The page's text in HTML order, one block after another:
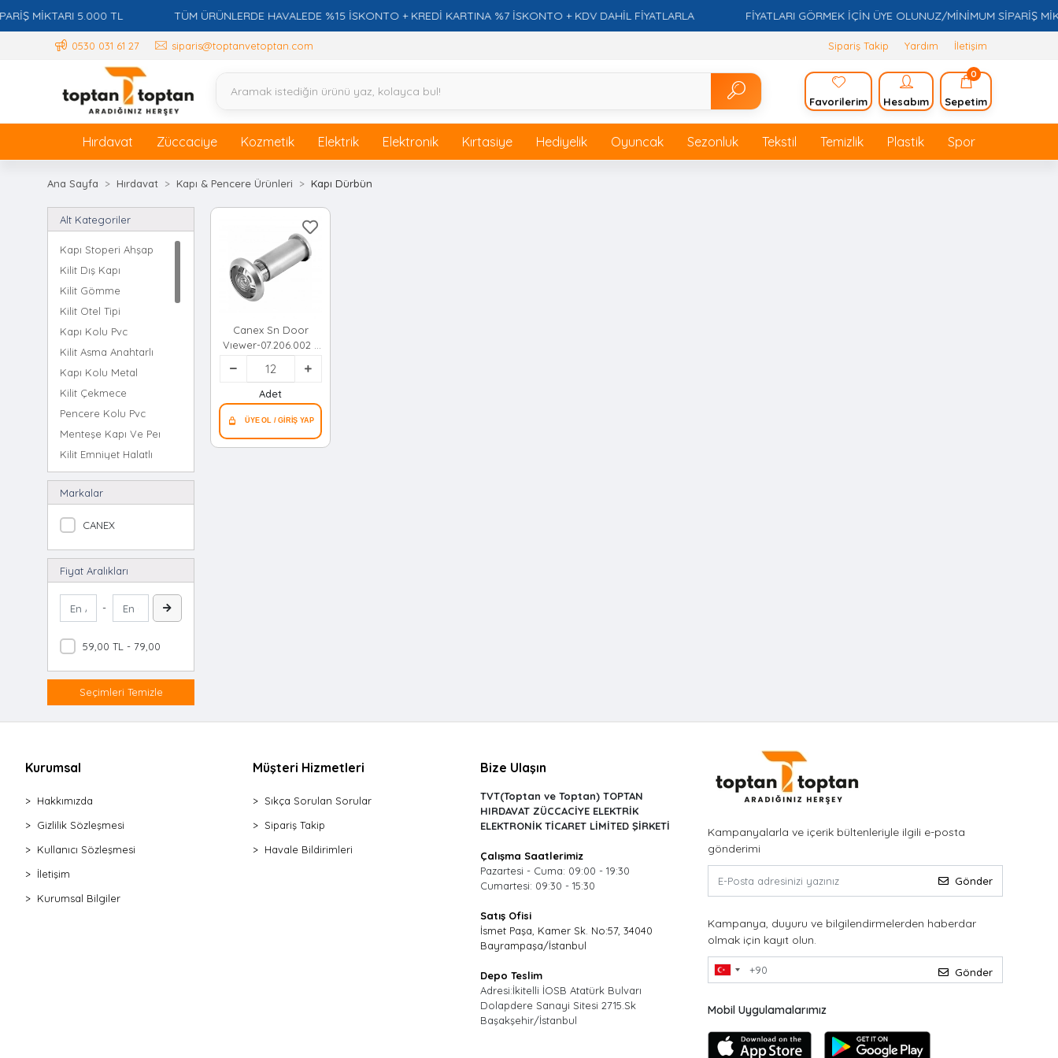
MİKTARI 5.000 TL TÜM ÜRÜNLERDE HAVALEDE %15 İSKONTO + KREDİ KARTINA %7 İSKONTO + KDV DAHİL FİYATLARLA FİYATLARI GÖRMEK İÇİN ÜYE OLUNUZ/MİNİMUM SİPARİŞ
0530 031 61 27 siparis@toptanvetoptan.com Sipariş Takip Yardım İletişim
Favorilerim Hesabım
0
Sepetim
Hırdavat Züccaciye Kozmetik Elektrik Elektronik Kırtasiye Hediyelik Oyuncak Sezonluk Tekstil Temizlik Plastik Spor
Ana Sayfa Hırdavat Kapı & Pencere Ürünleri Kapı Dürbün
Alt Kategoriler
Kapı Stoperi Ahşap
Kilit Dış Kapı
Kilit Gömme
Kilit Otel Tipi
Kapı Kolu Pvc
Kilit Asma Anahtarlı
Kapı Kolu Metal
Kilit Çekmece
Pencere Kolu Pvc
Menteşe Kapı Ve Pencere
Kilit Emniyet Halatlı
Kapı Kolu Metal Amerikan
Kilit Barel Normal
Kilit Cam
Kilit Pvc Kapı
Kapı Tokmak
Kilit Barel Tuzaklı
Kilit Kayar Milli
Pencere & Kapı Çıtçıtı
Kilit Emniyet Çekmeli
Kapı Stoperi Metal
Kapı Sürgüsü Mavzer
Kapı Sürgüsü Ferforje
Kapı Stoperi Plastik
Kapı Kapama Hidrolik
Kapı Emniyet Milli
Kapı Numarası Krom
Markalar
CANEX
Fiyat Aralıkları
-
59,00 TL - 79,00 TL
Seçimleri Temizle
Canex Sn Door
Vıewer-07.206.002 (
Metal ) Kapı
Dürbünü ( 180° ) (
Çap: ⌀14 Mm ) (
Uzayabilen=50--
-75mm )*12x50
Adet
Kurumsal
Hakkımızda
Gizlilik Sözleşmesi
Kullanıcı Sözleşmesi
İletişim
Kurumsal Bilgiler
Müşteri Hizmetleri
Sıkça Sorulan Sorular
Sipariş Takip
Havale Bildirimleri
Bize Ulaşın
TVT(Toptan ve Toptan) TOPTAN
HIRDAVAT ZÜCCACİYE ELEKTRİK
ELEKTRONİK TİCARET LİMİTED ŞİRKETİ
Çalışma Saatlerimiz
Pazartesi - Cuma: 09:00 - 19:30
Cumartesi: 09:30 - 15:30
Satış Ofisi
İsmet Paşa, Kamer Sk. No:57, 34040
Bayrampaşa/İstanbul
Depo Teslim
Adresi:İkitelli İOSB Atatürk Bulvarı
Dolapdere Sanayi Sitesi 2715.Sk
Başakşehir/İstanbul
Kampanyalarla ve içerik bültenleriyle ilgili e-posta
gönderimi
Gönder
Kampanya, duyuru ve bilgilendirmelerden haberdar
olmak için kayıt olun.
Gönder
Mobil Uygulamalarımız